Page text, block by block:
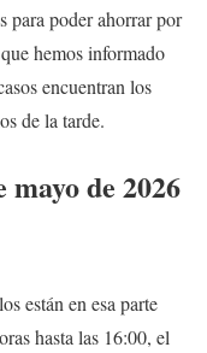
para poder ahorrar por
hemos informado
encuentran los
de la tarde.
de 2026
están en esa parte
hasta las 16:00, el